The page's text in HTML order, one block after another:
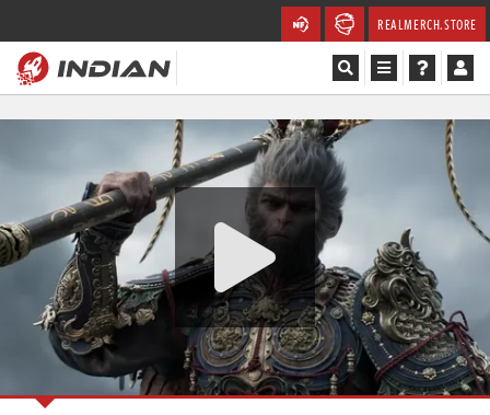
REALMERCH.STORE
Recenze
Videa
Soutěže
Databáze
Komunita